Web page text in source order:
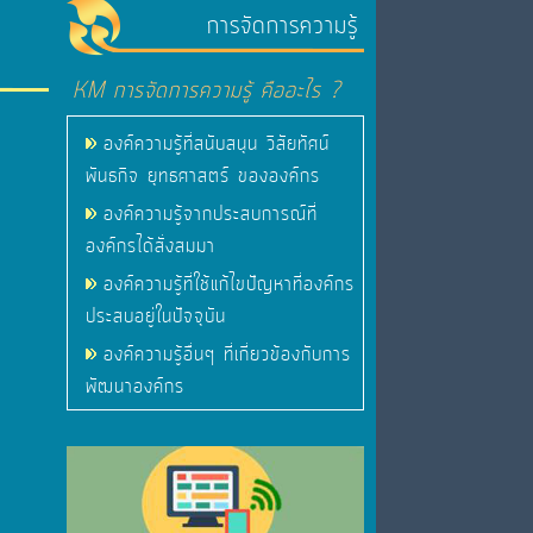
การจัดการความรู้
KM การจัดการความรู้ คืออะไร ?
องค์ความรู้ที่สนับสนุน วิสัยทัศน์
พันธกิจ ยุทธศาสตร์ ขององค์กร
องค์ความรู้จากประสบการณ์ที่
องค์กรได้สั่งสมมา
องค์ความรู้ที่ใช้แก้ไขปัญหาที่องค์กร
ประสบอยู่ในปัจจุบัน
องค์ความรู้อื่นๆ ที่เกี่ยวข้องกับการ
พัฒนาองค์กร